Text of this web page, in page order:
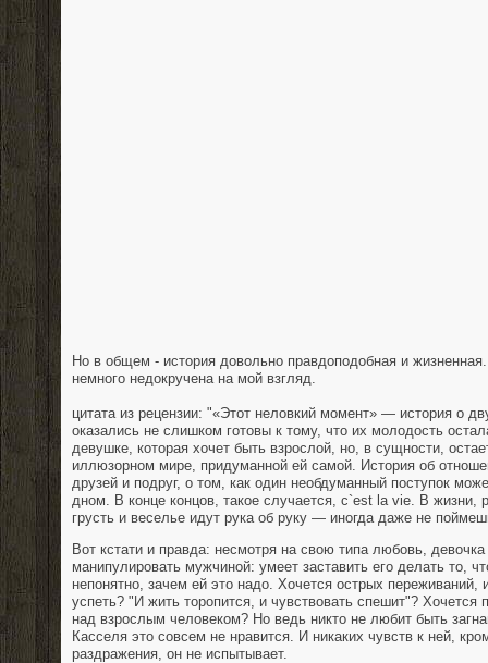
Но в общем - история довольно правдоподобная и
немного недокручена на мой взгляд.
цитата из рецензии: "«Этот неловкий момент» — история о
оказались не слишком готовы к тому, что их молодость
девушке, которая хочет быть взрослой, но, в сущности,
иллюзорном мире, придуманной ей самой. История об
друзей и подруг, о том, как один необдуманный поступок
дном. В конце концов, такое случается, с`est la vie. В
грусть и веселье идут рука об руку — иногда даже не
Вот кстати и правда: несмотря на свою типа любовь,
манипулировать мужчиной: умеет заставить его делать то,
непонятно, зачем ей это надо. Хочется острых переживаний,
успеть? "И жить торопится, и чувствовать спешит"? Хочется
над взрослым человеком? Но ведь никто не любит быть
Касселя это совсем не нравится. И никаких чувств к ней,
раздражения, он не испытывает.